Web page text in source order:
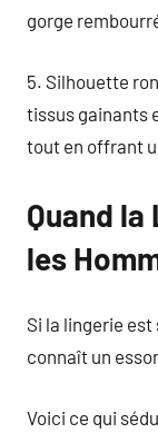
gorge
5. Silhouette
tissus gainants
tout en offrant
Quand
les
Si la lingerie
connaît un
Voici ce qui